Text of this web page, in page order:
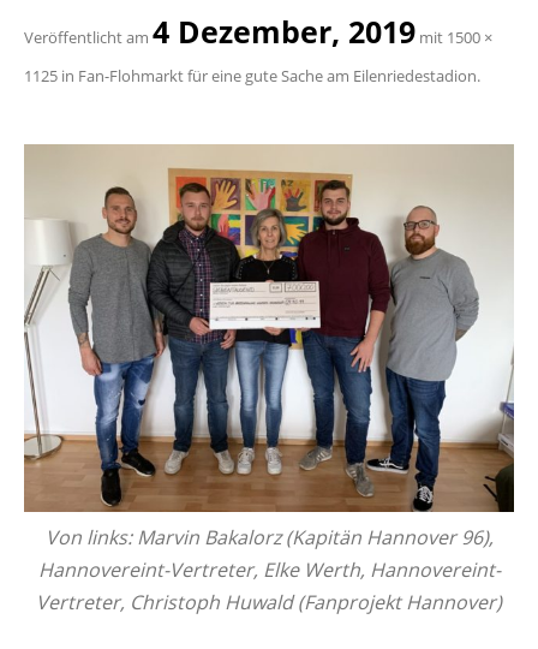
Ver­öf­fent­licht am 4 De­zem­ber, 2019 mit 1500 ×
1125 in Fan-Floh­markt für eine gute Sache am Ei­len­rie­de­sta­di­on.
Von links: Mar­vin Baka­lorz (Ka­pi­tän Han­no­ver 96),
Han­no­ver­eint-Ver­tre­ter, Elke Werth, Han­no­ver­eint-
Ver­tre­ter, Chris­toph Hu­wald (Fan­pro­jekt Han­no­ver)